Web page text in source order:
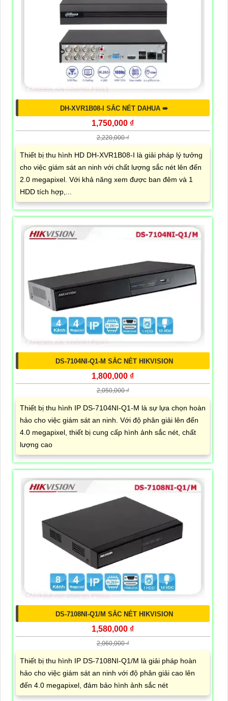
DH-XVR1B08-I SẮC NÉT DAHUA ➠
1,750,000 ₫
2,220,000 ₫
Thiết bị thu hình HD DH-XVR1B08-I là giải pháp lý tưởng
cho việc giám sát an ninh với chất lượng sắc nét lên đến
2.0 megapixel. Với khả năng xem được ban đêm và 1
HDD tích hợp,...
DS-7104NI-Q1-M SẮC NÉT HIKVISION
1,800,000 ₫
2,050,000 ₫
Thiết bị thu hình IP DS-7104NI-Q1-M là sự lựa chọn hoàn
hảo cho việc giám sát an ninh. Với độ phân giải lên đến
4.0 megapixel, thiết bị cung cấp hình ảnh sắc nét, chất
lượng cao
DS-7108NI-Q1/M SẮC NÉT HIKVISION
1,580,000 ₫
2,060,000 ₫
Thiết bị thu hình IP DS-7108NI-Q1/M là giải pháp hoàn
hảo cho việc giám sát an ninh với độ phân giải cao lên
đến 4.0 megapixel, đảm bảo hình ảnh sắc nét